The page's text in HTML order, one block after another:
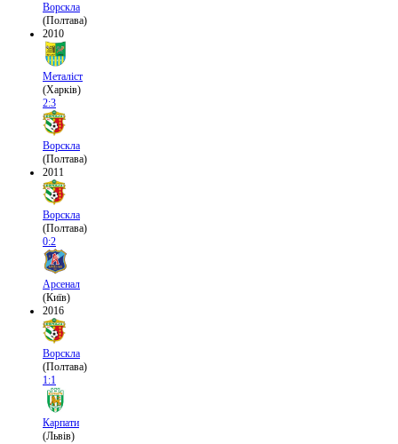
Ворскла
(Полтава)
2010
Металіст
(Харків)
2:3
Ворскла
(Полтава)
2011
Ворскла
(Полтава)
0:2
Арсенал
(Київ)
2016
Ворскла
(Полтава)
1:1
Карпати
(Львів)